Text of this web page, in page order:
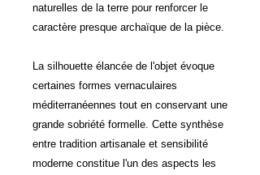
naturelles de la terre pour renforcer le
caractère presque archaïque de la pièce.
La silhouette élancée de l'objet évoque
certaines formes vernaculaires
méditerranéennes tout en conservant une
grande sobriété formelle. Cette synthèse
entre tradition artisanale et sensibilité
moderne constitue l'un des aspects les